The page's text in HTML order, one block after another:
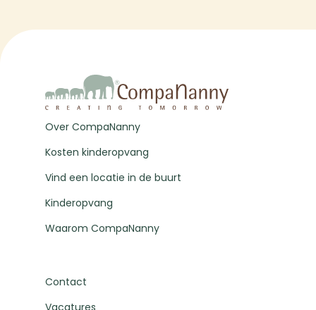
Over CompaNanny
Kosten kinderopvang
Vind een locatie in de buurt
Kinderopvang
Waarom CompaNanny
Contact
Vacatures